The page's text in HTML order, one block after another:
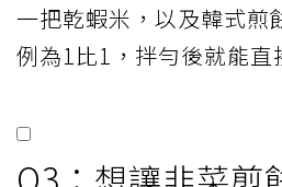
一把乾蝦米，以及韓式煎
例為1比1，拌勻後就能直